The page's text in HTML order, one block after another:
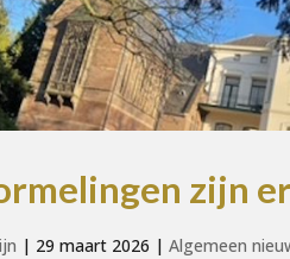
zijn
| 29 maart 2026 |Algemeen